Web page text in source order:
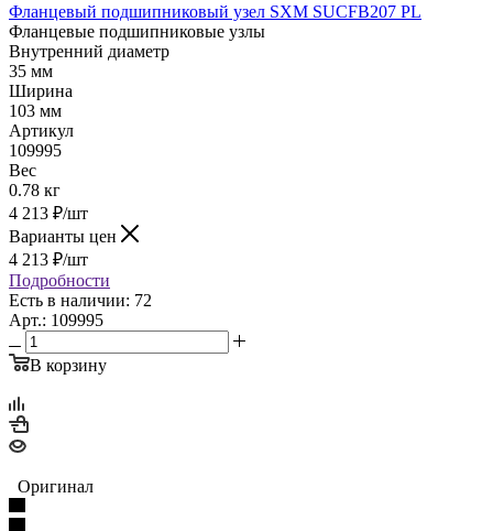
Фланцевый подшипниковый узел SXM SUCFB207 PL
Фланцевые подшипниковые узлы
Внутренний диаметр
35 мм
Ширина
103 мм
Артикул
109995
Вес
0.78 кг
4 213 ₽/шт
Варианты цен
4 213 ₽/шт
Подробности
Есть в наличии: 72
Арт.: 109995
В корзину
Оригинал